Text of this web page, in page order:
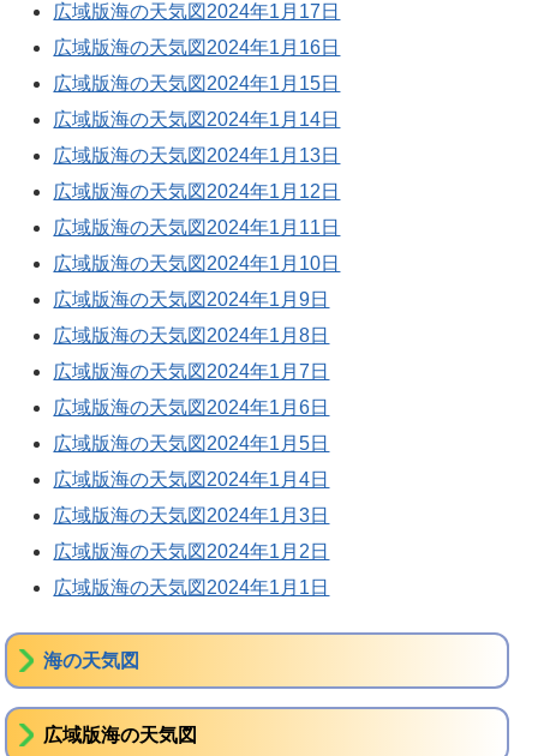
広域版海の天気図2024年1月17日
広域版海の天気図2024年1月16日
広域版海の天気図2024年1月15日
広域版海の天気図2024年1月14日
広域版海の天気図2024年1月13日
広域版海の天気図2024年1月12日
広域版海の天気図2024年1月11日
広域版海の天気図2024年1月10日
広域版海の天気図2024年1月9日
広域版海の天気図2024年1月8日
広域版海の天気図2024年1月7日
広域版海の天気図2024年1月6日
広域版海の天気図2024年1月5日
広域版海の天気図2024年1月4日
広域版海の天気図2024年1月3日
広域版海の天気図2024年1月2日
広域版海の天気図2024年1月1日
海の天気図
広域版海の天気図